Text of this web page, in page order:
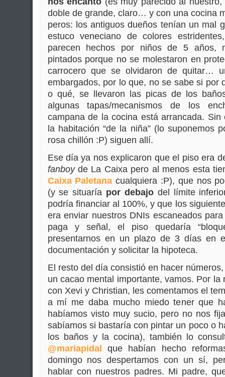
doble de grande, claro… y con una cocina
peros: los antiguos dueños tenían un mal
estuco veneciano de colores
parecen hechos por niños de 5 años,
pintados porque no se molestaron en
carrocero que se olvidaron de quitar…
embargados, por lo que, no se sabe si por
o qué, se llevaron las picas de los
algunas tapas/mecanismos de los
campana de la cocina está arrancada.
la habitación “de la niña” (lo suponemos
rosa chillón :P) siguen allí.
Ese día ya nos explicaron que el piso era
fanboyde La Caixa pero al menos esta
Caixa Paletana cualquiera :P), que nos
(y se situaría por debajodel límite
podría financiar al 100%, y que los
era enviar nuestros DNIs escaneados
paga y señal, el piso quedaría
presentarnos en un plazo de 3 días en
documentación y solicitar la hipoteca.
El resto del día consistió en hacer
un cacao mental importante, vamos. Por la
con Xevi y Christian, les comentamos el
a mí me daba mucho miedo tener que
habíamos visto muy sucio, pero no nos
sabíamos si bastaría con pintar un poco o
los baños y la cocina), también lo
@mariapidal
que habían hecho
domingo nos despertamos con un sí,
hablar con nuestros padres. Mi padre,